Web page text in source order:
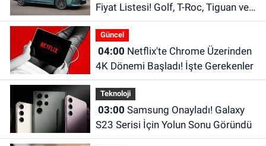
Fiyat Listesi! Golf, T-Roc, Tiguan ve
Passat Fiyatları
Güncel
04:00
4K Dönemi Başladı! İşte Gerekenler
Teknoloji
03:00
S23 Serisi İçin Yolun Sonu Göründü